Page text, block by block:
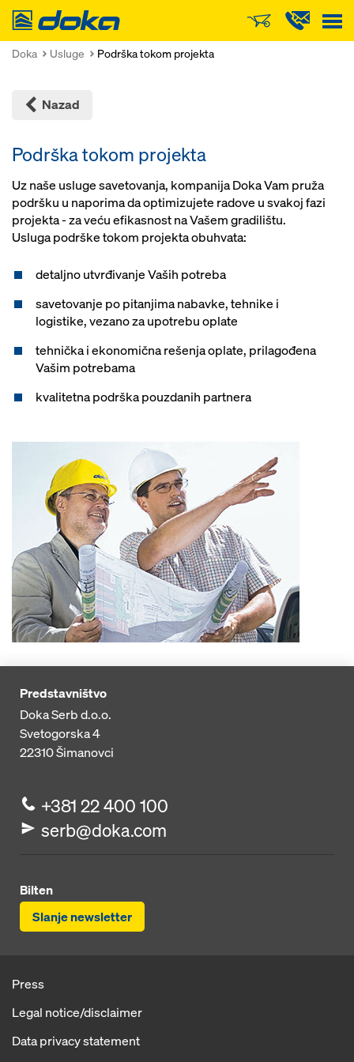
Doka
Doka Usluge Podrška tokom projekta
Nazad
Podrška tokom projekta
Uz naše usluge savetovanja, kompanija Doka Vam pruža
podršku u naporima da optimizujete radove u svakoj fazi
projekta - za veću efikasnost na Vašem gradilištu.
Usluga podrške tokom projekta obuhvata:
detaljno utvrđivanje Vaših potreba
savetovanje po pitanjima nabavke, tehnike i
logistike, vezano za upotrebu oplate
tehnička i ekonomična rešenja oplate, prilagođena
Vašim potrebama
kvalitetna podrška pouzdanih partnera
Predstavništvo
Doka Serb d.o.o.
Svetogorska 4
22310Šimanovci
+381 22 400 100
serb@doka.com
Bilten
Slanje newsletter
Press
Legal notice/disclaimer
Data privacy statement